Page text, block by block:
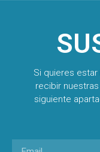
Si quieres
recibir
siguiente